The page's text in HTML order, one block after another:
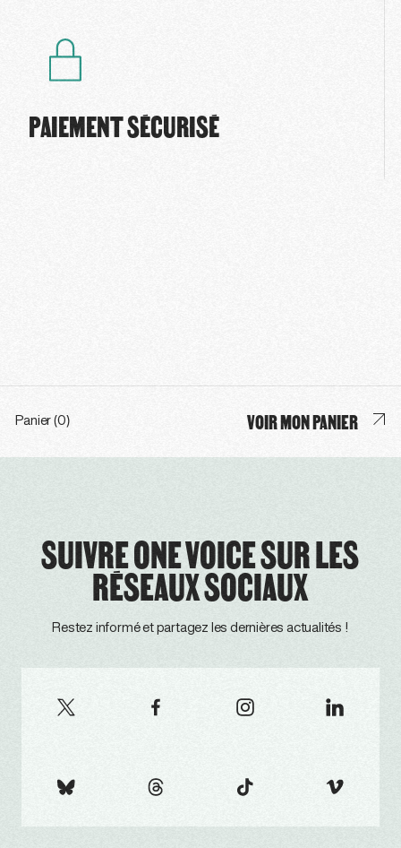
PAIEMENT SÉCURISÉ
Panier (0) VOIR MON PANIER
SUIVRE ONE VOICE SUR LES
RÉSEAUX SOCIAUX
Restez informé et partagez les dernières actualités !